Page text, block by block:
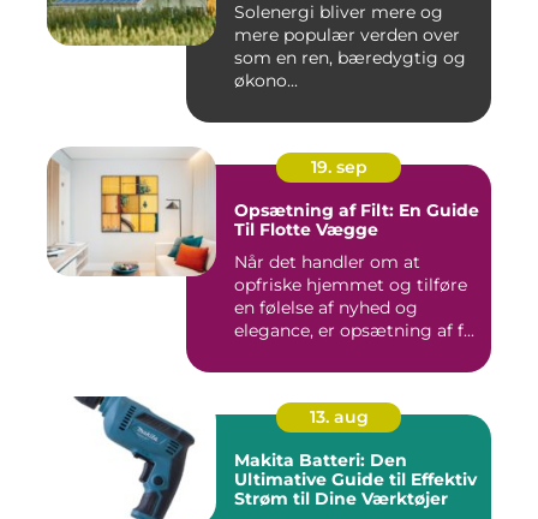
Solenergi bliver mere og
mere populær verden over
som en ren, bæredygtig og
økono...
19. sep
Opsætning af Filt: En Guide
Til Flotte Vægge
Når det handler om at
opfriske hjemmet og tilføre
en følelse af nyhed og
elegance, er opsætning af f...
13. aug
Makita Batteri: Den
Ultimative Guide til Effektiv
Strøm til Dine Værktøjer